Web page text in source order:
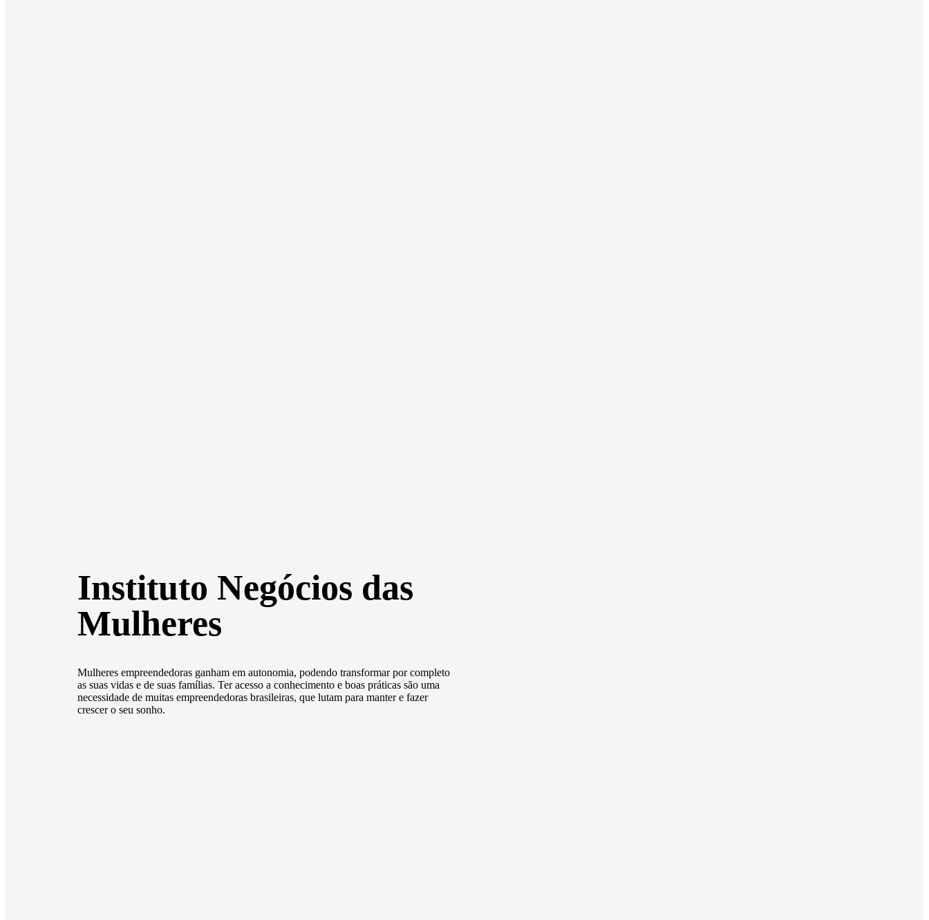
Instituto Negócios das
Mulheres
Mulheres empreendedoras ganham em autonomia, podendo transformar por completo
as suas vidas e de suas famílias. Ter acesso a conhecimento e boas práticas são uma
necessidade de muitas empreendedoras brasileiras, que lutam para manter e fazer
crescer o seu sonho.